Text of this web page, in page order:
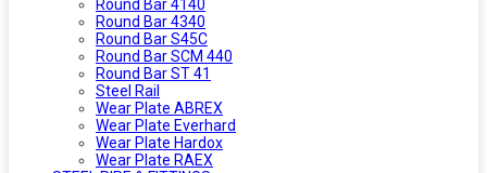
Round Bar 4140
Round Bar 4340
Round Bar S45C
Round Bar SCM 440
Round Bar ST 41
Steel Rail
Wear Plate ABREX
Wear Plate Everhard
Wear Plate Hardox
Wear Plate RAEX